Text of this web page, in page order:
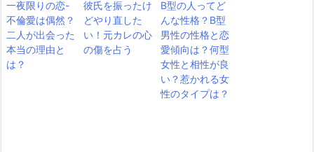
一夜限りの恋-
不倫愛は偶然？
二人が出会った
本当の理由と
は？
彼氏を振ったけ
どやり直した
い！元カレの心
の傷を占う
B型の人ってど
んな性格？B型
男性の性格と恋
愛傾向は？何型
女性と相性が良
い？惹かれる女
性のタイプは？